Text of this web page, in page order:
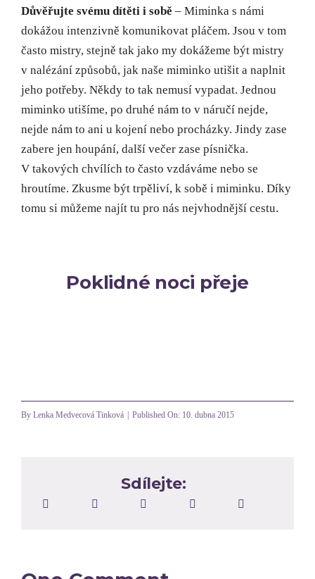
Důvěřujte svému dítěti i sobě – Miminka s námi
dokážou intenzivně komunikovat pláčem. Jsou v tom
často mistry, stejně tak jako my dokážeme být mistry
v nalézání způsobů, jak naše miminko utišit a naplnit
jeho potřeby. Někdy to tak nemusí vypadat. Jednou
miminko utišíme, po druhé nám to v náručí nejde,
nejde nám to ani u kojení nebo procházky. Jindy zase
zabere jen houpání, další večer zase písnička.
V takových chvílích to často vzdáváme nebo se
hroutíme. Zkusme být trpěliví, k sobě i miminku. Díky
tomu si můžeme najít tu pro nás nejvhodnější cestu.
Poklidné noci přeje
By Lenka Medvecová Tinková | Published On: 10. dubna 2015
Sdílejte: